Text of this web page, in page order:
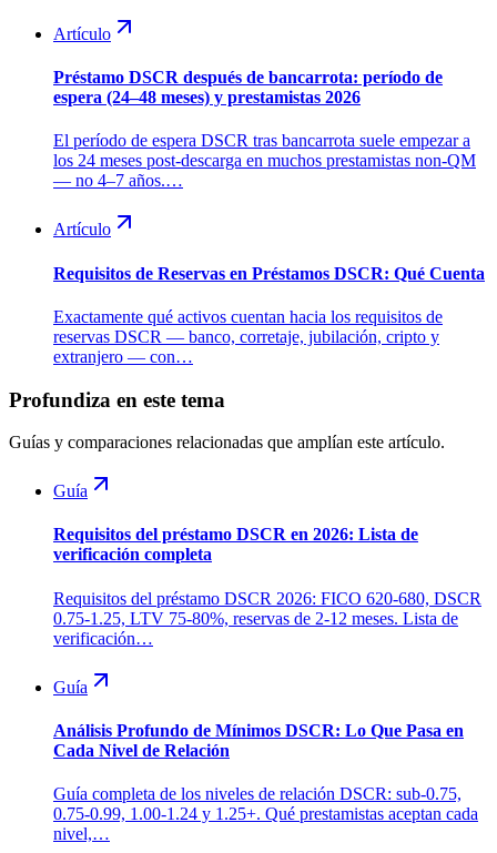
Artículo
Préstamo DSCR después de bancarrota: período de
espera (24–48 meses) y prestamistas 2026
El período de espera DSCR tras bancarrota suele empezar a
los 24 meses post-descarga en muchos prestamistas non-QM
— no 4–7 años.…
Artículo
Requisitos de Reservas en Préstamos DSCR: Qué Cuenta
Exactamente qué activos cuentan hacia los requisitos de
reservas DSCR — banco, corretaje, jubilación, cripto y
extranjero — con…
Profundiza en este tema
Guías y comparaciones relacionadas que amplían este artículo.
Guía
Requisitos del préstamo DSCR en 2026: Lista de
verificación completa
Requisitos del préstamo DSCR 2026: FICO 620-680, DSCR
0.75-1.25, LTV 75-80%, reservas de 2-12 meses. Lista de
verificación…
Guía
Análisis Profundo de Mínimos DSCR: Lo Que Pasa en
Cada Nivel de Relación
Guía completa de los niveles de relación DSCR: sub-0.75,
0.75-0.99, 1.00-1.24 y 1.25+. Qué prestamistas aceptan cada
nivel,…